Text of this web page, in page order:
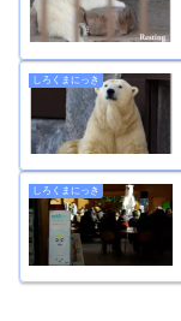
しろくまにっき
しろくまにっき